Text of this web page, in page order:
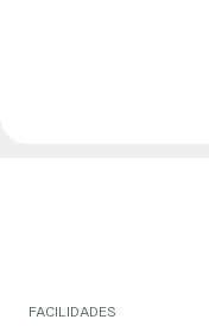
FACILIDADES